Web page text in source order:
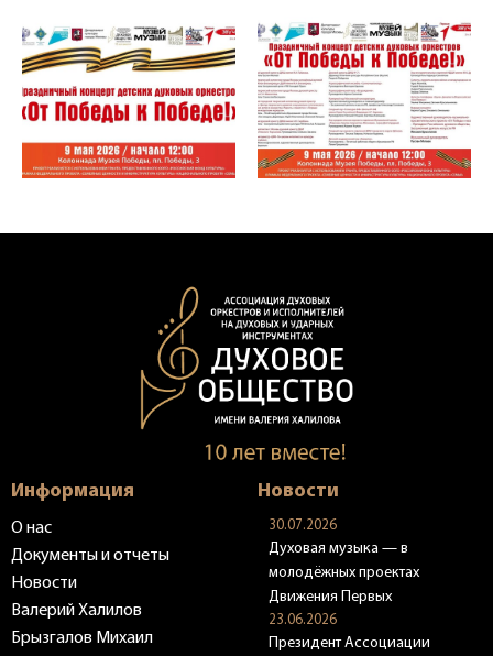
Информация
О нас
Документы и отчеты
Новости
Валерий Халилов
Брызгалов Михаил
Новости
30.07.2026
Духовая музыка — в
молодёжных проектах
Движения Первых
23.06.2026
Президент Ассоциации